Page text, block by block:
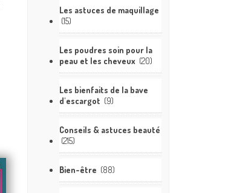
Les astuces de maquillage
(15)
Les poudres soin pour la
peau et les cheveux (20)
Les bienfaits de la bave
d'escargot (9)
Conseils & astuces beauté
(215)
Bien-être (88)